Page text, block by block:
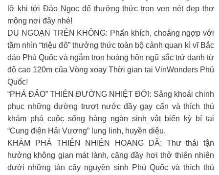
lỡ khi tới Đảo Ngọc để thưởng thức trọn vẹn nét đẹp thơ
mộng nơi đây nhé!
DU NGOẠN TRÊN KHÔNG: Phấn khích, choáng ngợp với
tầm nhìn “triệu đô” thưởng thức toàn bộ cảnh quan kì vĩ Bắc
đảo Phú Quốc và ngắm trọn hoàng hôn ngũ sắc trứ danh từ
độ cao 120m của Vòng xoay Thời gian tại VinWonders Phú
Quốc!
“PHÁ ĐẢO” THIÊN ĐƯỜNG NHIỆT ĐỚI: Sảng khoái chinh
phục những đường trượt nước đầy gay cấn và thích thú
khám phá cuộc sống hàng ngàn sinh vật biển kỳ bí tại
“Cung điện Hải Vương” lung linh, huyền diệu.
KHÁM PHÁ THIÊN NHIÊN HOANG DÃ: Thư thái tận
hưởng không gian mát lành, căng đầy hơi thở thiên nhiên
dưới những tán cây nguyên sinh Phú Quốc và thích thú